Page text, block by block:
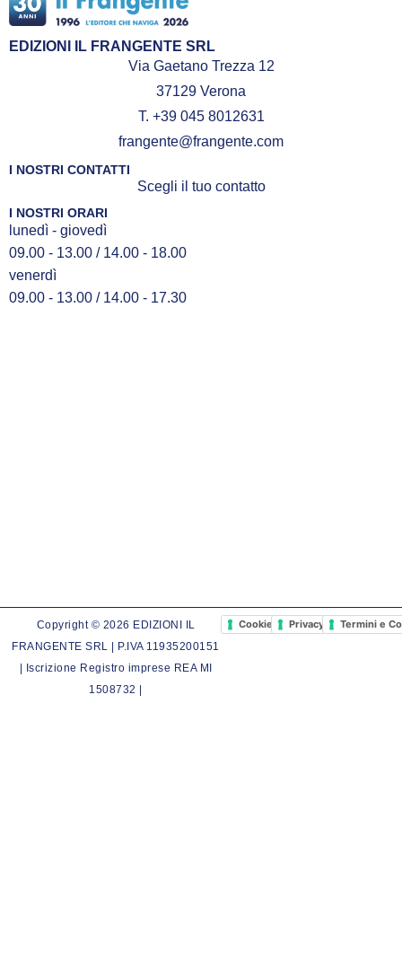
EDIZIONI IL FRANGENTE SRL
Via Gaetano Trezza 12
37129 Verona
T. +39 045 8012631
frangente@frangente.com
I NOSTRI CONTATTI
Scegli il tuo contatto
I NOSTRI ORARI
lunedì - giovedì
09.00 - 13.00 / 14.00 - 18.00
venerdì
09.00 - 13.00 / 14.00 - 17.30
Copyright © 2026 EDIZIONI IL
FRANGENTE SRL | P.IVA 11935200151
| Iscrizione Registro imprese REA MI
1508732 |
Cookie PolicyPrivacy PolicyTermini e